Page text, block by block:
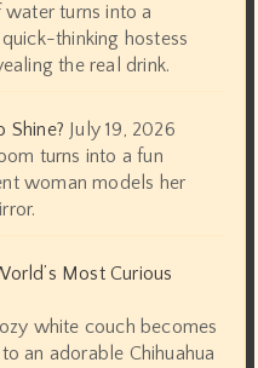
turns into a
thinking hostess
the real drink.
Shine? July 19, 2026
turns into a fun
woman models her
Most Curious
white couch becomes
an adorable Chihuahua